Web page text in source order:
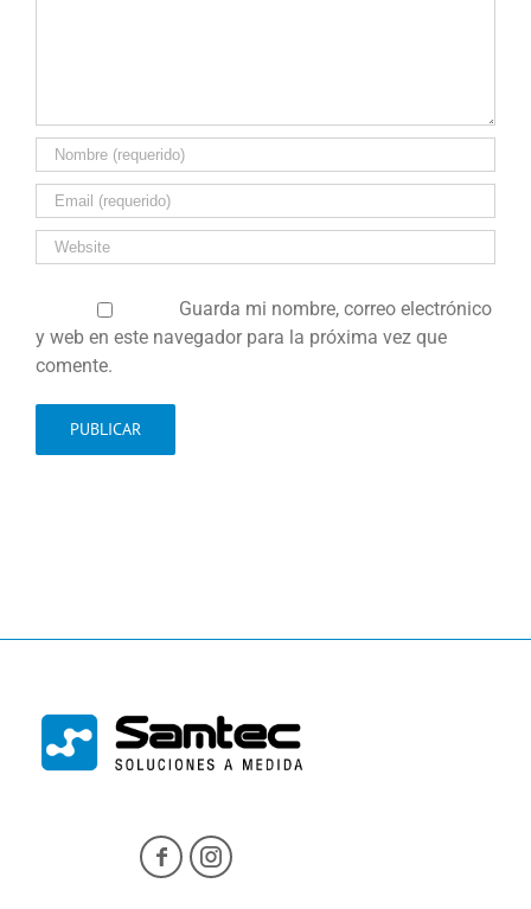
Guarda mi nombre, correo electrónico
y web en este navegador para la próxima vez que
comente.